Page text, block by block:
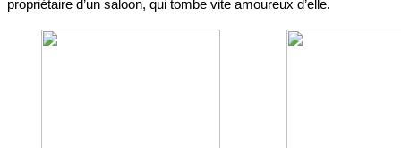
propriétaire d’un saloon, qui tombe vite amoureux d’elle.